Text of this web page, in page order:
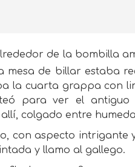
de la bombilla
mesa de billar estaba
la cuarta grappa con
para ver el antiguo
colgado entre
con aspecto intrigante
y llamo al gallego.